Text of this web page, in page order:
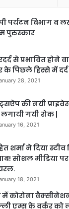
पर्यटन विभाग
पुरुस्कार
से प्रभावित होने
के पिछले हिस्से में
28, 2021
की नयी
गयी रोक |
16, 2021
शर्मा ने दिया
सोशल मीडिया
18, 2021
कोरोना
एम्स के वर्कर को